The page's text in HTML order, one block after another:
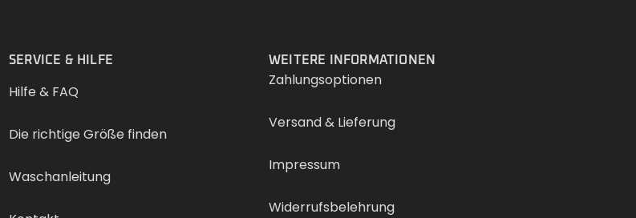
SERVICE & HILFE
Hilfe & FAQ
Die richtige Größe finden
Waschanleitung
WEITERE INFORMATIONEN
Zahlungsoptionen
Versand & Lieferung
Impressum
Widerrufsbelehrung